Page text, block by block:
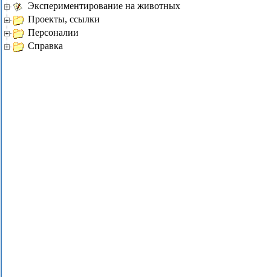
Экспериментирование на животных
Проекты, ссылки
Персоналии
Справка